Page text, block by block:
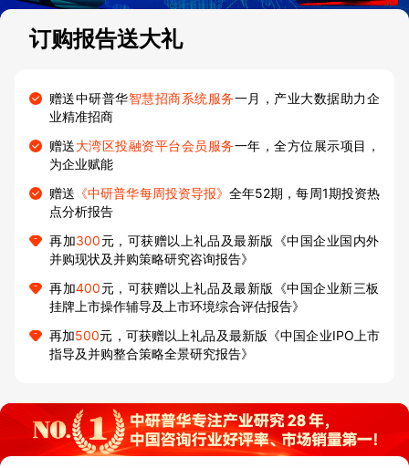
订购报告送大礼
赠送中研普华智慧招商系统服务一月，产业大数据助力企
业精准招商
赠送大湾区投融资平台会员服务一年，全方位展示项目，
为企业赋能
赠送 《中研普华每周投资导报》全年52期，每周1期投资热
点分析报告
再加300元，可获赠以上礼品及最新版《中国企业国内外
并购现状及并购策略研究咨询报告》
再加400元，可获赠以上礼品及最新版《中国企业新三板
挂牌上市操作辅导及上市环境综合评估报告》
再加500元，可获赠以上礼品及最新版《中国企业IPO上市
指导及并购整合策略全景研究报告》